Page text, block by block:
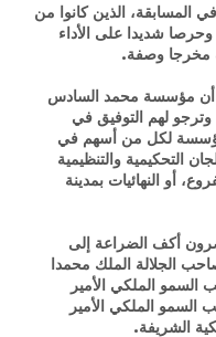
المسابقة، الذين كانوا من
وحرصا شديدا على الأداء
مخرجا وصفة.
أن مؤسسة محمد السادس
وترجو لهم التوفيق في
لكل من أسهم في
التحكيمية والتنظيمية
أو النهائيات بمدينة
أكف الضراعة إلى
الجلالة الملك محمدا
السمو الملكي الأمير
الملكي الأمير
الشريفة.